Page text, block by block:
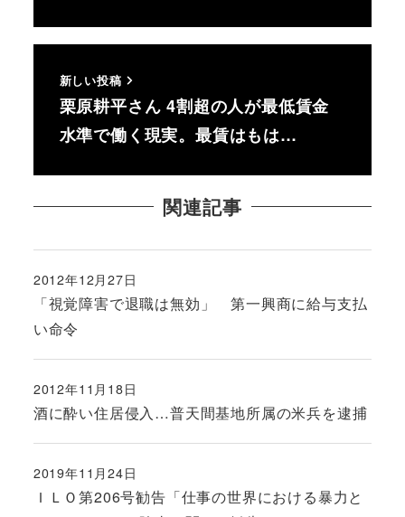
新しい投稿
栗原耕平さん 4割超の人が最低賃金
水準で働く現実。最賃はもは…
関連記事
「視覚障害で退職は無効」 第一興商に給与支払
い命令
投稿日
2012年12月27日
酒に酔い住居侵入…普天間基地所属の米兵を逮捕
投稿日
2012年11月18日
ＩＬＯ第206号勧告「仕事の世界における暴力と
投稿日
2019年11月24日